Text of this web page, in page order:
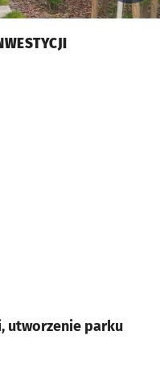
utworzenie parku